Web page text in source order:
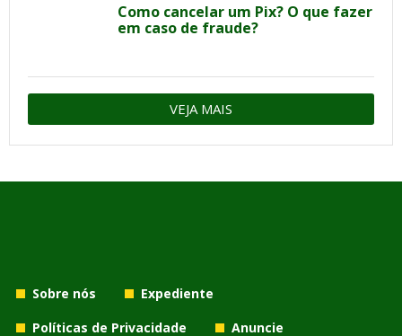
Como cancelar um Pix? O que fazer
em caso de fraude?
VEJA MAIS
Sobre nós
Expediente
Políticas de Privacidade
Anuncie